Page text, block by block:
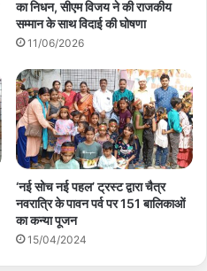
का निधन, सीएम विजय ने की राजकीय
सम्मान के साथ विदाई की घोषणा
11/06/2026
‘नई सोच नई पहल’ ट्रस्ट द्वारा चैत्र
नवरात्रि के पावन पर्व पर 151 बालिकाओं
का कन्या पूजन
15/04/2024